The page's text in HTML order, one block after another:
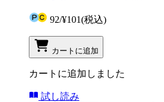
92/¥101(税込)
カートに追加
カートに追加しました
試し読み